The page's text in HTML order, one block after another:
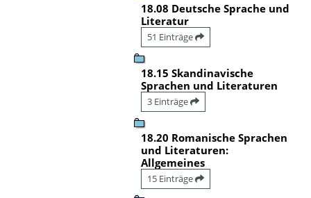
18.08 Deutsche Sprache und
Literatur
51 Einträge
18.15 Skandinavische
Sprachen und Literaturen
3 Einträge
18.20 Romanische Sprachen
und Literaturen:
Allgemeines
15 Einträge